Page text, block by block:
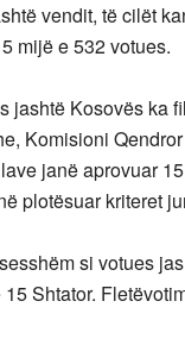
vendit, të cilët
mijë e 532 votues.
jashtë Kosovës ka
Komisioni
janë aprovuar
plotësuar kriteret
si votues
Shtator.